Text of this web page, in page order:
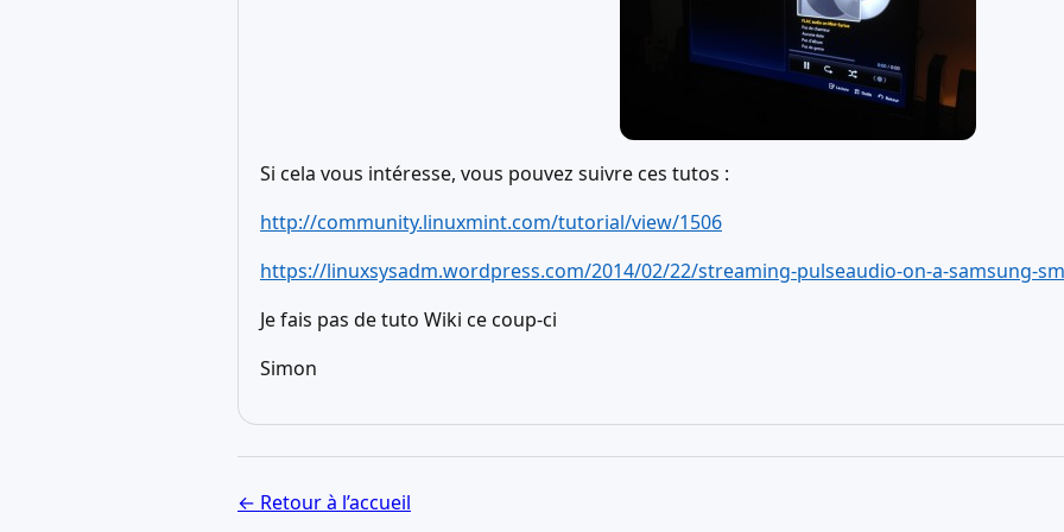
Si cela vous intéresse, vous pouvez suivre ces tutos :
http://community.linuxmint.com/tutorial/view/1506
https://linuxsysadm.wordpress.com/2014/02/22/streaming-pulseaudio-on-a-samsung-
Je fais pas de tuto Wiki ce coup-ci
Simon
← Retour à l’accueil